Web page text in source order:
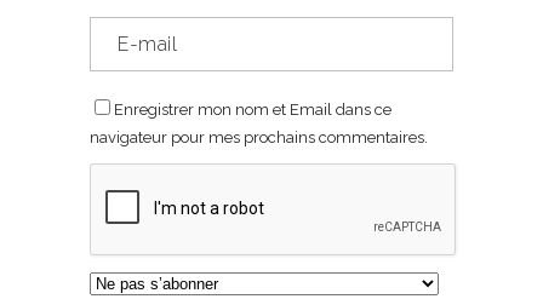
Enregistrer mon nom et Email dans ce
navigateur pour mes prochains commentaires.